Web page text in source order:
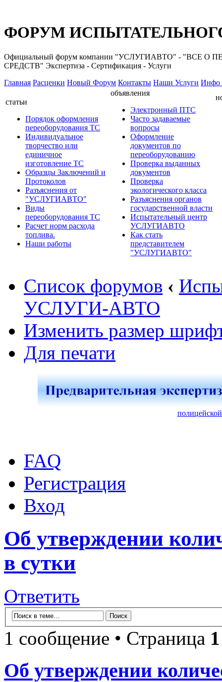
ФОРУМ
Официальный форум компании "УСЛУГИАВТО" -
СРЕДСТВ" Экспертиза - Сертификация - Услуги
Главная Расценки Новый Форум Контакты Наши Услуги Инфо
статьи
Порядок оформления
переоборудования ТС
Индивидуальное
творчество или
единичное
изготовление ТС
Образцы Заключений и
Протоколов
Разъяснения от
"УСЛУГИАВТО"
Виды
переоборудования ТС
Расчет норм расхода
топлива.
Наши работы
объявления
Электронный ПТС
Часто задаваемые
вопросы
Оформление
документов по
переоборудованию
Проверка выданных
документов
Проверка
экологического класса
Разъяснения органов
государственной власти
Испытательный центр
УСЛУГИАВТО
Как стать
представителем
"УСЛУГИАВТО"
Список форумов ‹
УСЛУГИ-АВТО
Изменить размер
Для печати
FAQ
Регистрация
Вход
Об утверждении
в сутки
Ответить
1 сообщение • Страница 1
Об утверждении